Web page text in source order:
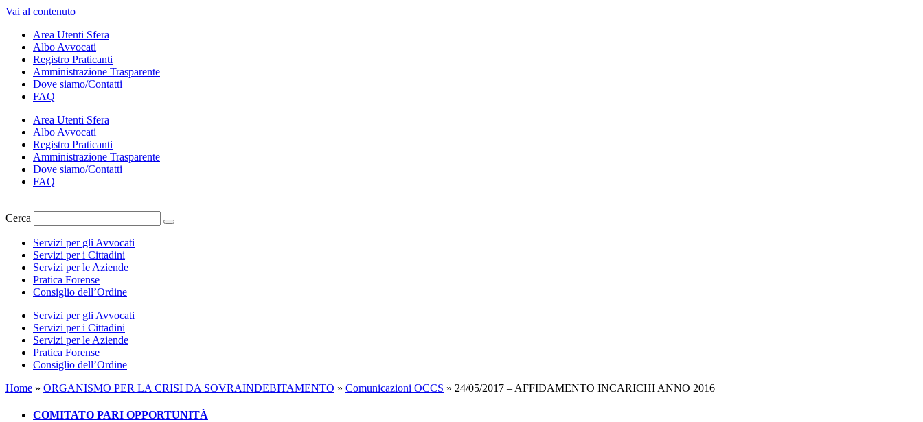
Vai al contenuto
Area Utenti Sfera
Albo Avvocati
Registro Praticanti
Amministrazione Trasparente
Dove siamo/Contatti
FAQ
Area Utenti Sfera
Albo Avvocati
Registro Praticanti
Amministrazione Trasparente
Dove siamo/Contatti
FAQ
Cerca
Servizi per gli Avvocati
Servizi per i Cittadini
Servizi per le Aziende
Pratica Forense
Consiglio dell’Ordine
Servizi per gli Avvocati
Servizi per i Cittadini
Servizi per le Aziende
Pratica Forense
Consiglio dell’Ordine
Home » ORGANISMO PER LA CRISI DA SOVRAINDEBITAMENTO » Comunicazioni OCCS » 24/05/2017 – AFFIDAMENTO INCARICHI ANNO 2016
COMITATO PARI OPPORTUNITÀ